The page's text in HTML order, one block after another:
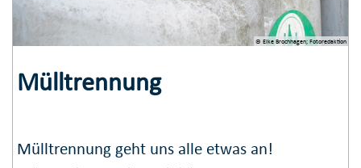
© Elke Brochhagen; Fotoredaktion
Müll­trennung
Müllt­ren­nung geht uns alle etwas an!